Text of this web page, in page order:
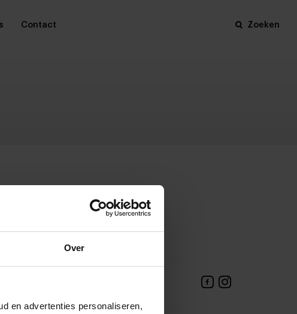
Over
en advertenties personaliseren,
Contact Zoeken